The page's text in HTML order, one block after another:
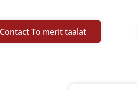
Contact To merit taalat